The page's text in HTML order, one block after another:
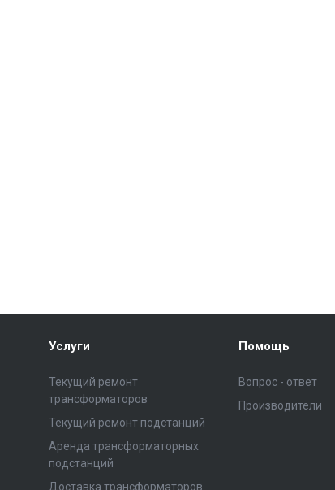
Услуги
Текущий ремонт
трансформаторов
Текущий ремонт подстанций
Аренда трансформаторных
подстанций
Доставка трансформаторов
Помощь
Вопрос - ответ
Производители